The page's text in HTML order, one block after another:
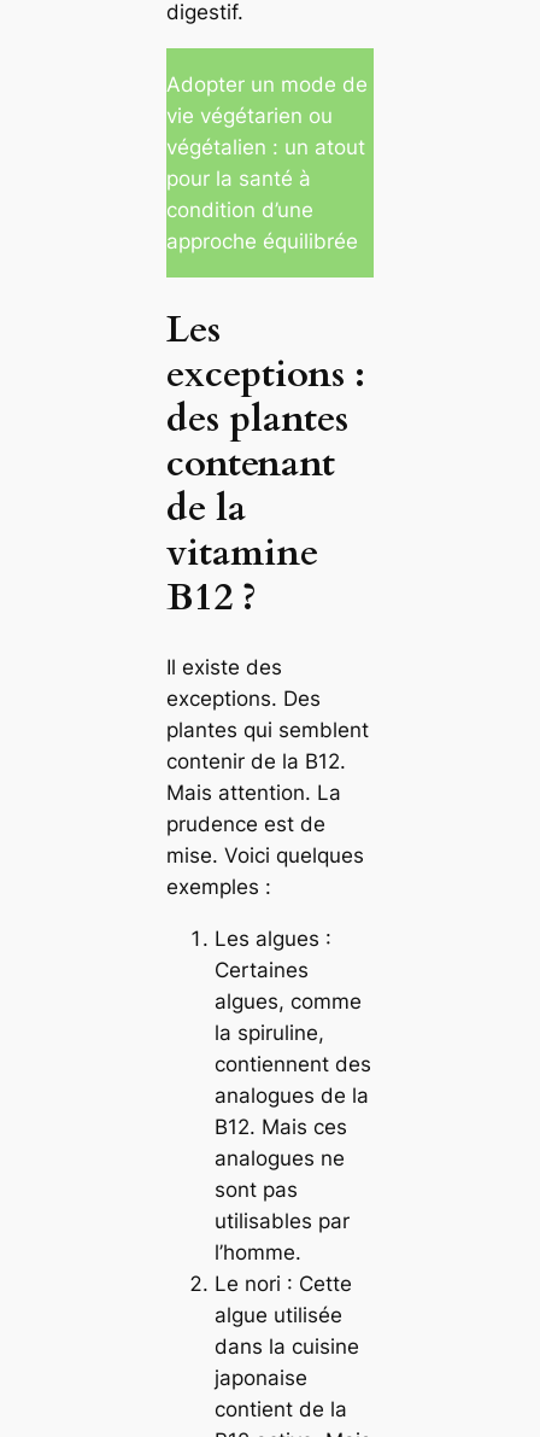
digestif.
Adopter un mode de
vie végétarien ou
végétalien : un atout
pour la santé à
condition d’une
approche équilibrée
Les
exceptions :
des plantes
contenant
de la
vitamine
B12 ?
Il existe des
exceptions. Des
plantes qui semblent
contenir de la B12.
Mais attention. La
prudence est de
mise. Voici quelques
exemples :
Les algues :
Certaines
algues, comme
la spiruline,
contiennent des
analogues de la
B12. Mais ces
analogues ne
sont pas
utilisables par
l’homme.
Le nori : Cette
algue utilisée
dans la cuisine
japonaise
contient de la